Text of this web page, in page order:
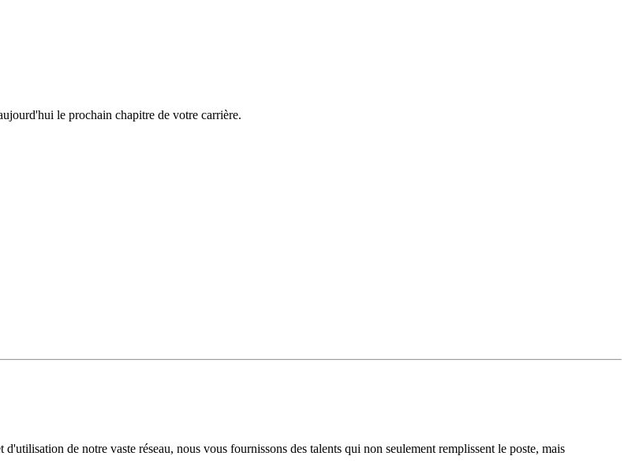
le prochain chapitre de votre carrière.
de notre vaste réseau, nous vous fournissons des talents qui non seulement remplissent le poste, mais